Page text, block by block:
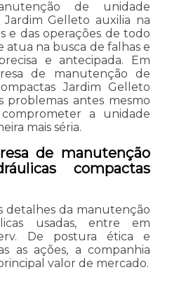
de unidade
Jardim Gelleto auxilia na
e das operações de todo
atua na busca de falhas e
e antecipada. Em
de manutenção de
Jardim Gelleto
problemas antes mesmo
a unidade
mais séria.
de manutenção
compactas
detalhes da manutenção
usadas, entre em
De postura ética e
as ações, a companhia
valor de mercado.